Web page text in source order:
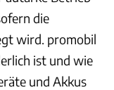
die
wird. promobil
ist und wie
und Akkus